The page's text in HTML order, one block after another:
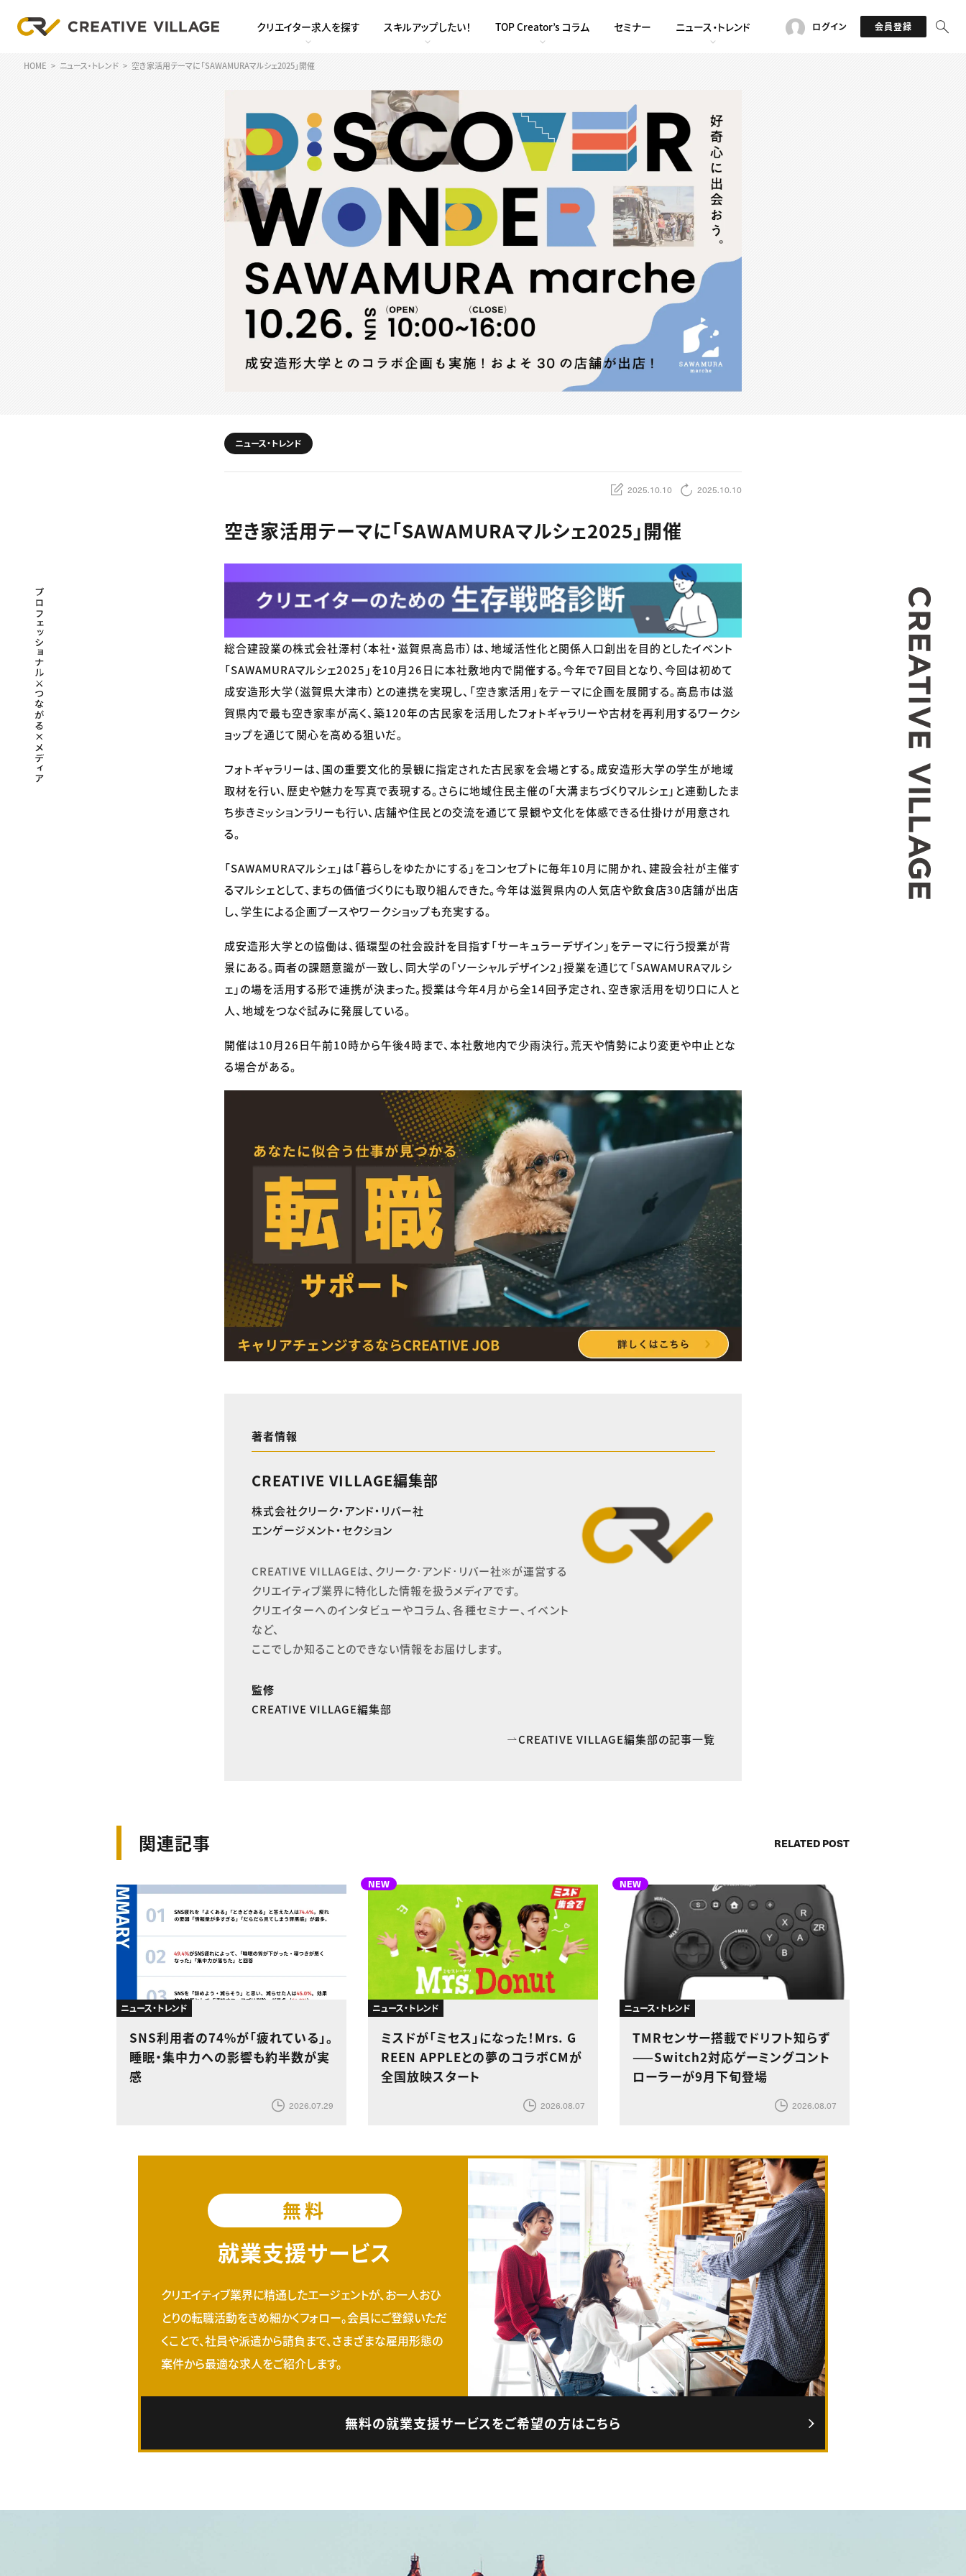
クリエイター求人を探す スキルアップしたい！ TOP Creator’s コラム セミナー ニュース・トレンド ログイン 会員登録
HOME ニュース・トレンド 空き家活用テーマに「SAWAMURAマルシェ2025」開催
ニュース・トレンド
2025.10.10 2025.10.10
空き家活用テーマに「SAWAMURAマルシェ2025」開催
総合建設業の株式会社澤村（本社・滋賀県高島市）は、地域活性化と関係人口創出を目的としたイベント
「SAWAMURAマルシェ2025」を10月26日に本社敷地内で開催する。今年で7回目となり、今回は初めて
成安造形大学（滋賀県大津市）との連携を実現し、「空き家活用」をテーマに企画を展開する。高島市は滋
賀県内で最も空き家率が高く、築120年の古民家を活用したフォトギャラリーや古材を再利用するワークシ
ョップを通じて関心を高める狙いだ。
フォトギャラリーは、国の重要文化的景観に指定された古民家を会場とする。成安造形大学の学生が地域
取材を行い、歴史や魅力を写真で表現する。さらに地域住民主催の「大溝まちづくりマルシェ」と連動したま
ち歩きミッションラリーも行い、店舗や住民との交流を通じて景観や文化を体感できる仕掛けが用意され
る。
「SAWAMURAマルシェ」は「暮らしをゆたかにする」をコンセプトに毎年10月に開かれ、建設会社が主催す
るマルシェとして、まちの価値づくりにも取り組んできた。今年は滋賀県内の人気店や飲食店30店舗が出店
し、学生による企画ブースやワークショップも充実する。
成安造形大学との協働は、循環型の社会設計を目指す「サーキュラーデザイン」をテーマに行う授業が背
景にある。両者の課題意識が一致し、同大学の「ソーシャルデザイン2」授業を通じて「SAWAMURAマルシ
ェ」の場を活用する形で連携が決まった。授業は今年4月から全14回予定され、空き家活用を切り口に人と
人、地域をつなぐ試みに発展している。
開催は10月26日午前10時から午後4時まで、本社敷地内で少雨決行。荒天や情勢により変更や中止とな
る場合がある。
著者情報
CREATIVE VILLAGE編集部
株式会社クリーク・アンド・リバー社
エンゲージメント・セクション
CREATIVE VILLAGEは、クリーク･アンド･リバー社※が運営する
クリエイティブ業界に特化した情報を扱うメディアです。
クリエイターへのインタビューやコラム、各種セミナー、イベント
など、
ここでしか知ることのできない情報をお届けします。
監修
CREATIVE VILLAGE編集部
CREATIVE VILLAGE編集部の記事一覧
関連記事 RELATED POST
ニュース・トレンド
SNS利用者の74%が「疲れている」。
睡眠・集中力への影響も約半数が実
感
2026.07.29
NEW
ニュース・トレンド
ミスドが「ミセス」になった！Mrs. G
REEN APPLEとの夢のコラボCMが
全国放映スタート
2026.08.07
NEW
ニュース・トレンド
TMRセンサー搭載でドリフト知らず
——Switch2対応ゲーミングコント
ローラーが9月下旬登場
2026.08.07
無料
就業支援サービス
クリエイティブ業界に精通したエージェントが、お一人おひ
とりの転職活動をきめ細かくフォロー。会員にご登録いただ
くことで、社員や派遣から請負まで、さまざまな雇用形態の
案件から最適な求人をご紹介します。
無料の就業支援サービスをご希望の方はこちら